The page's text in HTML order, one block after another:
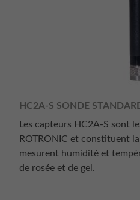
HC2A-S SONDE
Les capteurs HC2A-S sont
ROTRONIC et constituent
mesurent humidité et
de rosée et de gel.